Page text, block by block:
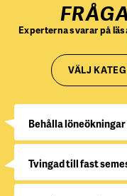
Experterna svarar på
VÄLJ
Behålla
Tvingad till fast